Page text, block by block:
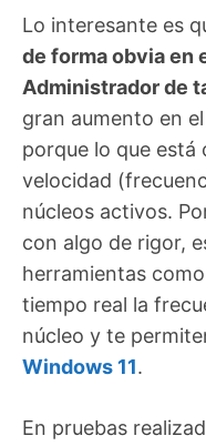
Lo interesante es
de forma obvia en
Administrador de
gran aumento en
porque lo que está
velocidad
núcleos activos.
con algo de rigor,
herramientas
tiempo real la
núcleo y te
Windows 11.
En pruebas